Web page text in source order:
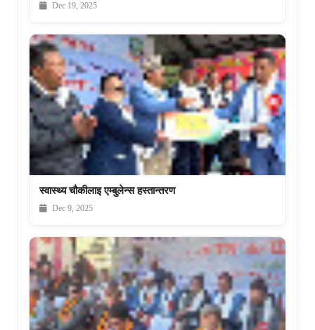
Dec 19, 2025
स्वास्थ्य चौकीलाइ एम्बुलेन्स हस्तान्तरण
Dec 9, 2025